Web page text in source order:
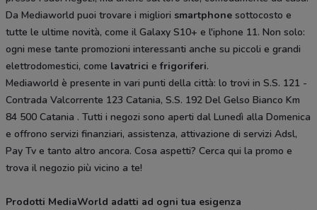
Da Mediaworld puoi trovare i migliori smartphone sottocosto e
tutte le ultime novità, come il Galaxy S10+ e l'iphone 11. Non solo:
ogni mese tante promozioni interessanti anche su piccoli e grandi
elettrodomestici, come lavatrici efrigoriferi.
Mediaworld è presente in vari punti della città: lo trovi in S.S. 121 -
Contrada Valcorrente 123 Catania, S.S. 192 Del Gelso Bianco Km
84 500 Catania . Tutti i negozi sono aperti dal Lunedì alla Domenica
e offrono servizi finanziari, assistenza, attivazione di servizi Adsl,
Pay Tv e tanto altro ancora. Cosa aspetti? Cerca qui la promo e
trova il negozio più vicino a te!
Prodotti MediaWorld adatti ad ogni tua esigenza